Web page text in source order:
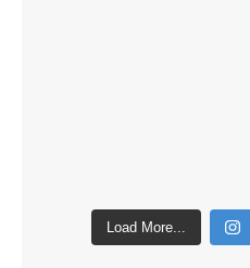
Load More...